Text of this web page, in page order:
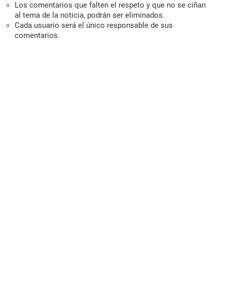
Los comentarios que falten el respeto y que no se ciñan
al tema de la noticia, podrán ser eliminados.
Cada usuario será el único responsable de sus
comentarios.